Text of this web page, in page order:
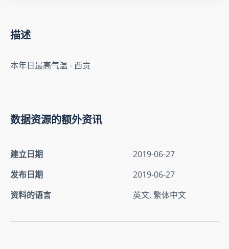
描述
本年日最高气温 - 西贡
数据资源的额外资讯
建立日期
2019-06-27
发布日期
2019-06-27
资料的语言
英文, 繁体中文